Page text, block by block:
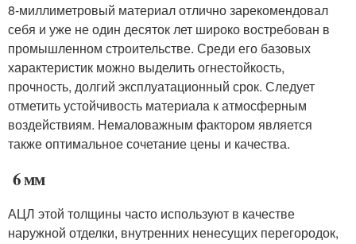
8-миллиметровый материал отлично зарекомендовал
себя и уже не один десяток лет широко востребован в
промышленном строительстве. Среди его базовых
характеристик можно выделить огнестойкость,
прочность, долгий эксплуатационный срок. Следует
отметить устойчивость материала к атмосферным
воздействиям. Немаловажным фактором является
также оптимальное сочетание цены и качества.
6 мм
АЦЛ этой толщины часто используют в качестве
наружной отделки, внутренних ненесущих перегородок,